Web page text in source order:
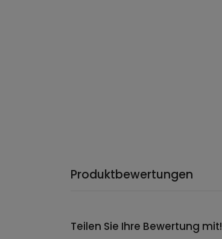
Produktbewertungen
Teilen Sie Ihre Bewertung mit!